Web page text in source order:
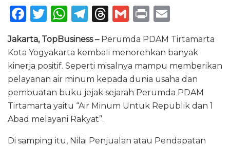
F
c
e
b
o
o
k
T
it
te
r
W
h
a
ts
A
p
p
T
e
g
ra
m
T
re
a
d
s
G
ai
l
P
n
t
ai
l
Jakarta, TopBusiness –Perumda PDAM Tirtamarta
Kota Yogyakarta kembali menorehkan banyak
kinerja positif. Seperti misalnya mampu memberikan
pelayanan air minum kepada dunia usaha dan
pembuatan buku jejak sejarah Perumda PDAM
Tirtamarta yaitu “Air Minum Untuk Republik dan 1
Abad melayani Rakyat”.
Di samping itu, Nilai Penjualan atau Pendapatan